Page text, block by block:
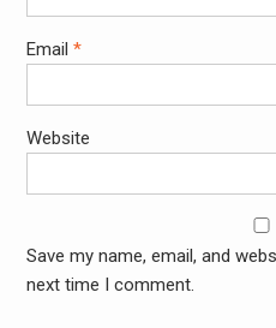
Email *
Website
Save my name, email, and
next time I comment.